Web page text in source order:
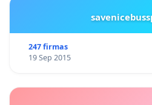
247 firmas
19 Sep 2015